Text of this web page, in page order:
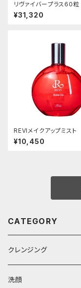
リヴァイバープラス60粒
¥31,320
REVIメイクアップミスト
¥10,450
CATEGORY
クレンジング
洗顔